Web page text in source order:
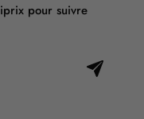
pour suivre